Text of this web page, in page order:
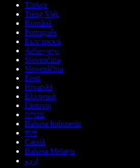
Türkçe
Tiếng Việt
Română
Português
Български
ქართული
Slovenčina
Slovenščina
Eesti
Hrvatski
Ελληνικά
Lietuvių
עברית
Bahasa Indonesia
বাংলা
Català
Bahasa Melayu
اردو